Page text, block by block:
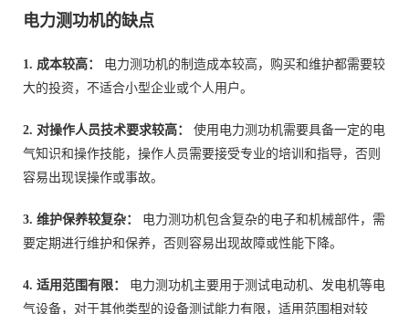
电力测功机的缺点
1. 成本较高：
电力测功机的制造成本较高，购买和维护都需要较
大的投资，不适合小型企业或个人用户。
2. 对操作人员技术要求较高：
使用电力测功机需要具备一定的电
气知识和操作技能，操作人员需要接受专业的培训和指导，否则
容易出现误操作或事故。
3. 维护保养较复杂：
电力测功机包含复杂的电子和机械部件，需
要定期进行维护和保养，否则容易出现故障或性能下降。
4. 适用范围有限：
电力测功机主要用于测试电动机、发电机等电
气设备，对于其他类型的设备测试能力有限，适用范围相对较